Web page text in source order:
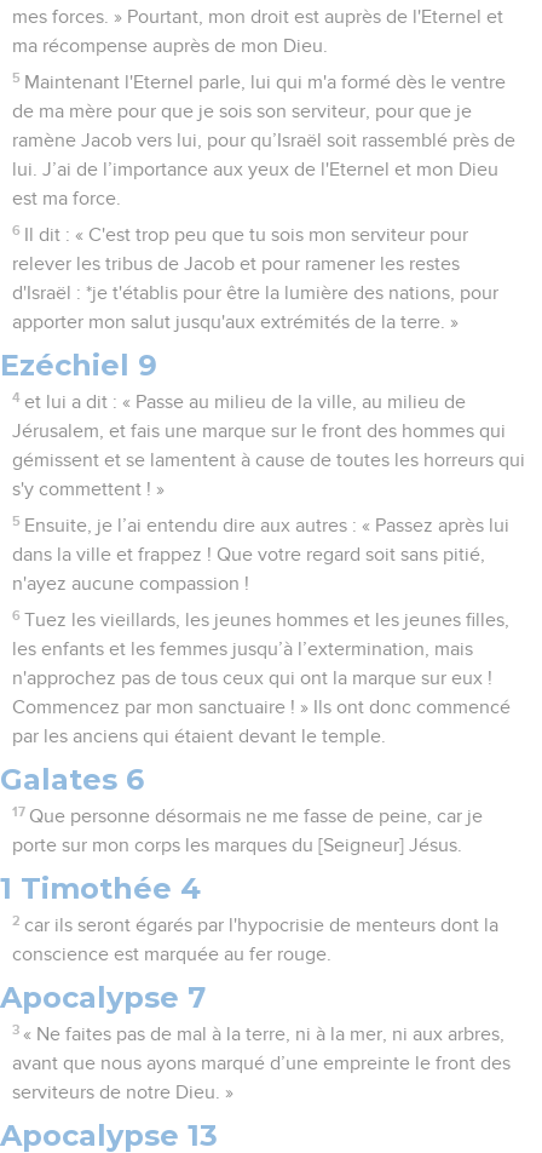
mes forces. » Pourtant, mon droit est auprès de l'Eternel et
ma récompense auprès de mon Dieu.
5 Maintenant l'Eternel parle, lui qui m'a formé dès le ventre
de ma mère pour que je sois son serviteur, pour que je
ramène Jacob vers lui, pour qu’Israël soit rassemblé près de
lui. J’ai de l’importance aux yeux de l'Eternel et mon Dieu
est ma force.
6
Il dit : « C'est trop peu que tu sois mon serviteur pour
relever les tribus de Jacob et pour ramener les restes
d'Israël : *je t'établis pour être la lumière des nations, pour
apporter mon salut jusqu'aux extrémités de la terre. »
Ezéchiel 9
4 et lui a dit : « Passe au milieu de la ville, au milieu de
Jérusalem, et fais une marque sur le front des hommes qui
gémissent et se lamentent à cause de toutes les horreurs qui
s'y commettent ! »
5 Ensuite, je l’ai entendu dire aux autres : « Passez après lui
dans la ville et frappez ! Que votre regard soit sans pitié,
n'ayez aucune compassion !
6 Tuez les vieillards, les jeunes hommes et les jeunes filles,
les enfants et les femmes jusqu’à l’extermination, mais
n'approchez pas de tous ceux qui ont la marque sur eux !
Commencez par mon sanctuaire ! » Ils ont donc commencé
par les anciens qui étaient devant le temple.
Galates 6
17 Que personne désormais ne me fasse de peine, car je
porte sur mon corps les marques du [Seigneur] Jésus.
1 Timothée 4
2 car ils seront égarés par l'hypocrisie de menteurs dont la
conscience est marquée au fer rouge.
Apocalypse 7
3 « Ne faites pas de mal à la terre, ni à la mer, ni aux arbres,
avant que nous ayons marqué d’une empreinte le front des
serviteurs de notre Dieu. »
Apocalypse 13